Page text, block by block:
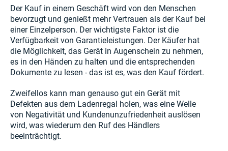
Der Kauf in einem Geschäft wird von den Menschen
bevorzugt und genießt mehr Vertrauen als der Kauf bei
einer Einzelperson. Der wichtigste Faktor ist die
Verfügbarkeit von Garantieleistungen. Der Käufer hat
die Möglichkeit, das Gerät in Augenschein zu nehmen,
es in den Händen zu halten und die entsprechenden
Dokumente zu lesen - das ist es, was den Kauf fördert.
Zweifellos kann man genauso gut ein Gerät mit
Defekten aus dem Ladenregal holen, was eine Welle
von Negativität und Kundenunzufriedenheit auslösen
wird, was wiederum den Ruf des Händlers
beeinträchtigt.